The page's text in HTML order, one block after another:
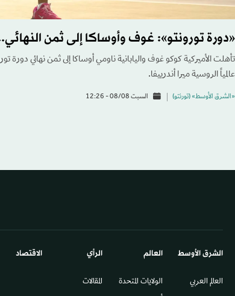
«دورة تورونتو»: غوف وأوساكا إلى ثمن
تأهلت الأميركية كوكو غوف واليابانية ناومي أوساكا إلى ثمن نهائي دورة
عالمياً الروسية ميرا أندرييفا.
«الشرق الأوسط» (تورنتو) السبت 08/08 - 12:26
الشرق الأوسط​
العالم العربي
العالم
الولايات المتحدة
الرأي
المقالات
الاقتصاد